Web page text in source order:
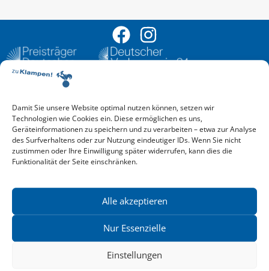
Damit Sie unsere Website optimal nutzen können, setzen wir
Technologien wie Cookies ein. Diese ermöglichen es uns,
Geräteinformationen zu speichern und zu verarbeiten – etwa zur Analyse
des Surfverhaltens oder zur Nutzung eindeutiger IDs. Wenn Sie nicht
zustimmen oder Ihre Einwilligung später widerrufen, kann dies die
Funktionalität der Seite einschränken.
Alle akzeptieren
Nur Essenzielle
Einstellungen
Aktuelle Vorschau
Entdecken Sie das aktuelle zu-Klampen!-Verlagsprogramm.
Hier finden Sie die Verlagsvorschau – einfach direkt online
reinlesen oder herunterladen.
Download: Vorschau zu Klampen! Herbst 2026
Mehr aktuelle Vorschauen ansehen
News zu aktuellen Neuheiten und Nachrichten im zu Klampen!
Verlag – jederzeit wieder abbestellbar.